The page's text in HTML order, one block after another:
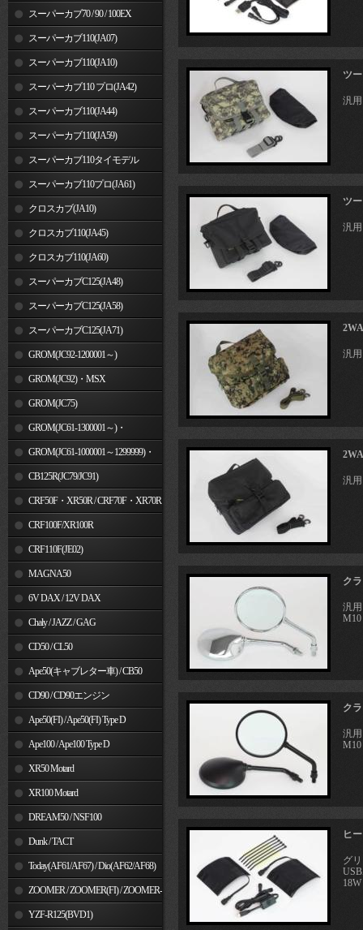
スーパーカブ70 / 90 / 100EX
スーパーカブ110(JA07)
スーパーカブ110(JA10)
スーパーカブ110 プロ(JA42)
スーパーカブ110(JA44)
スーパーカブ110(JA59)
スーパーカブ110タイモデル
(MLHJA56)
スーパーカブ110プロ(JA61)
クロスカブ(JA10)
クロスカブ110(JA45)
クロスカブ110(JA60)
スーパーカブC125(JA48)
スーパーカブC125(JA58)
スーパーカブC125(JA71)
GROM(JC92-1200001～)
GROM(JC92)・MSX
GROM(MLHJC92)
GROM(JC75)
GROM(JC61-1300001～)・
MSX125SF
GROM(JC61-1000001～1299999)・
MSX125CB125R(JC79/JC91)
CRF50F・XR50R / CRF70F・XR70R
CRF100F/XR100R
CRF110F(JE02)
MAGNA50
6V DAX / 12V DAX
Chaly / JAZZ / GAG
CD50 / CL50
Ape50(キャブレター車) / CB50
CD90 / CD90エンジン
Ape50(FI) / Ape50(FI) Type D
Ape100 / Ape100 Type D
XR50 Motard
XR100 Motard
DREAM50 / NSF100
Dunk / TACT
Today(AF61/AF67) / Dio(AF62/AF68)
ZOOMER / ZOOMER(FI) / ZOOMER-
YZF-R125(BVD1)
ツ
汎用
ツ
汎用
汎用
汎用
ク
汎用
ク
汎用
ヒ
グ